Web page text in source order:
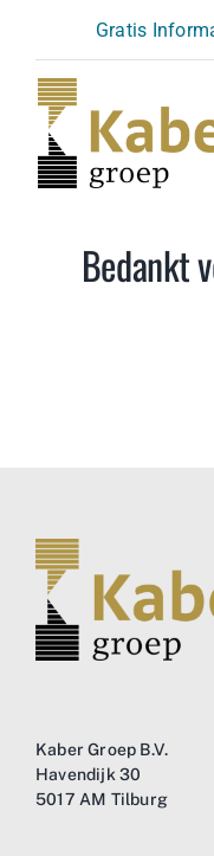
content
Gratis
Bedankt
Kaber Groep B.V.
Havendijk 30
5017 AM Tilburg